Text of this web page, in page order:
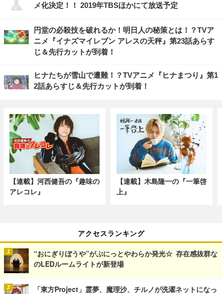
メ化決定！！ 2019年TBSほかにて放送予定
円堂の必殺技を破れるか！明日人の秘策とは！？TVア
ニメ『イナズマイレブン アレスの天秤』第23話あらす
じ＆先行カットが到着！
ヒナたちが雪山で遭難！？TVアニメ『ヒナまつり』第1
2話あらすじ＆先行カットが到着！
【連載】河西健吾の『趣味の
アレコレ』
【連載】木島隆一の『一筆啓
上』
アクセスランキング
“おにぎりぼうや”がぷにっとやわらか発光☆ 存在感抜群な
のLEDルームライトが新登場
「東方Project」霊夢、魔理沙、チルノが洗濯ネットになっ